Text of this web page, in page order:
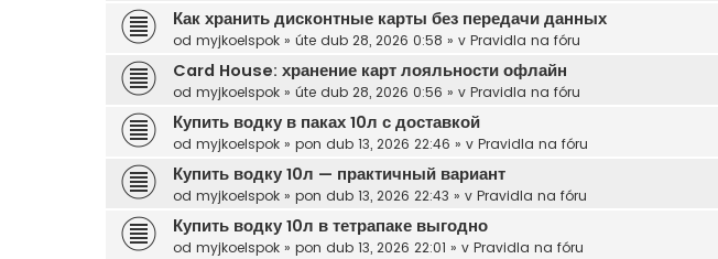
Как хранить дисконтные карты без передачи данных
od myjkoelspok » úte dub 28, 2026 0:58 » v Pravidla na fóru
Card House: хранение карт лояльности офлайн
od myjkoelspok » úte dub 28, 2026 0:56 » v Pravidla na fóru
Купить водку в паках 10л с доставкой
od myjkoelspok » pon dub 13, 2026 22:46 » v Pravidla na fóru
Купить водку 10л — практичный вариант
od myjkoelspok » pon dub 13, 2026 22:43 » v Pravidla na fóru
Купить водку 10л в тетрапаке выгодно
od myjkoelspok » pon dub 13, 2026 22:01 » v Pravidla na fóru